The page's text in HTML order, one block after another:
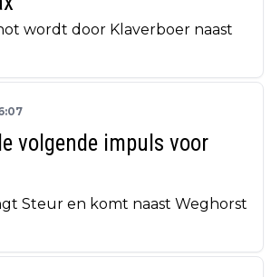
wordt door Klaverboer naast
volgende impuls voor
Steur en komt naast Weghorst